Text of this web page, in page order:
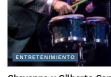
ENTRETENIMIENTO